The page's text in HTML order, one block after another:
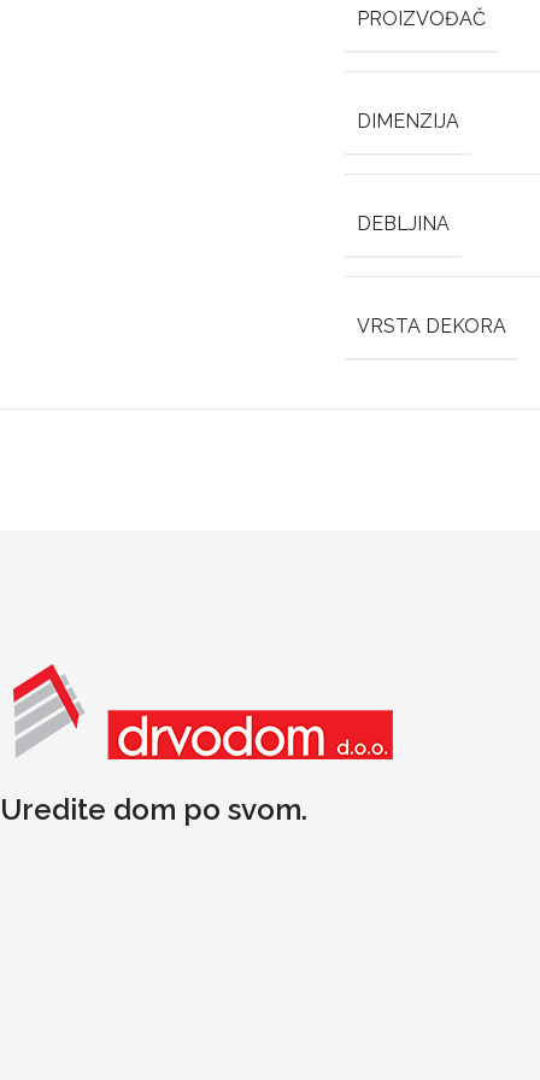
PROIZVOĐAČ
DIMENZIJA
DEBLJINA
VRSTA DEKORA
Uredite dom po svom.